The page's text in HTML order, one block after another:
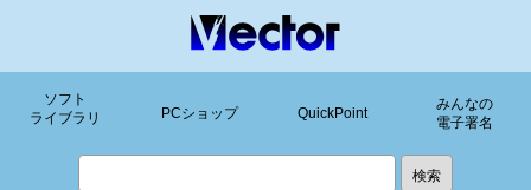
ソフト
ライブラリ
PCショップ QuickPoint
みんなの
電子署名